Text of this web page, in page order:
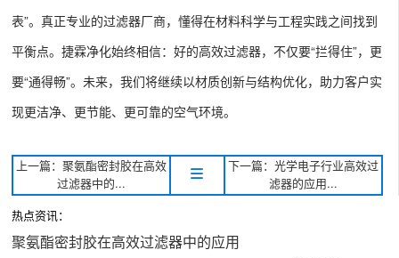
表”。真正专业的过滤器厂商，懂得在材料科学与工程实践之间找到
平衡点。捷霖净化始终相信：好的高效过滤器，不仅要“拦得住”，更
要“通得畅”。未来，我们将继续以材质创新与结构优化，助力客户实
现更洁净、更节能、更可靠的空气环境。
上一篇：聚氨酯密封胶在高效
过滤器中的...
下一篇：光学电子行业高效过
滤器的应用...
热点资讯：
聚氨酯密封胶在高效过滤器中的应用​